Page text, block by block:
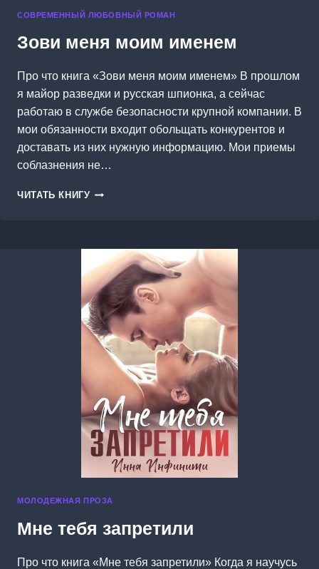
СОВРЕМЕННЫЙ ЛЮБОВНЫЙ РОМАН
Зови меня моим именем
Про что книга «Зови меня моим именем» В прошлом
я майор разведки и русская шпионка, а сейчас
работаю в службе безопасности крупной компании. В
мои обязанности входит обольщать конкурентов и
доставать из них нужную информацию. Мои приемы
соблазнения не…
ЧИТАТЬ КНИГУ ЗОВИ
МОЛОДЕЖНАЯ ПРОЗА
Мне тебя запретили
Про что книга «Мне тебя запретили» Когда я научусь